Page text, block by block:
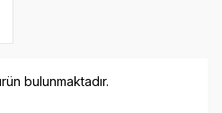
bulunmaktadır.